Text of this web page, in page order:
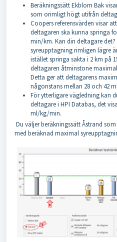
Beräkningssätt Ekblom Bak
som orimligt högt utifrån
Coopers referensvärden visar
deltagaren ska kunna springa
min/km. Kan din deltagare
syreupptagning rimligen lägre
istället springa sakta i 2 km på
deltagaren åtminstone
Detta ger att deltagarens
någonstans mellan 28 och 42
För ytterligare vägledning kan
deltagare i HPI Databas, det
ml/kg/min.
Du väljer beräkningssätt Åstrand
med beräknad maximal